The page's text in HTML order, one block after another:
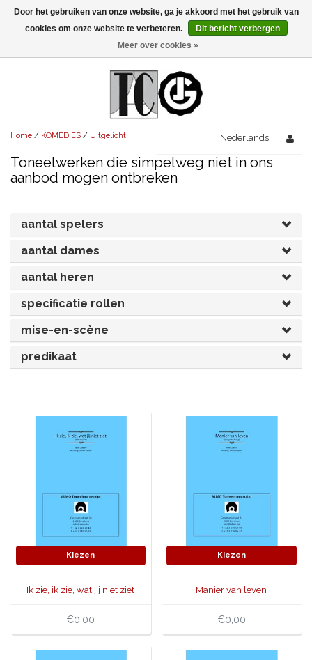
Menu
AVONDVULLEND (+75')
KORT (-30')
OVERIG (30'-75')
AVONDVULLEND (+75')
KORT (-30')
AVONDVULLEND (+75')
OVERIG (30'-75')
UITGELICHT!
SENIORENTONEEL
KORT (-30')
OVERIG (30'-75')
UITGELICHT!
JUBILEUMSTUK
MUSICAL
OVERIG
SINTERKLAASTONEEL
KERSTTONEEL
JONGERENTONEEL
JEUGDTONEEL
HANDBOEKEN
RECHTEN REGELEN
Home / KOMEDIES / Uitgelicht! Nederlands
Toneelwerken die simpelweg niet in ons
aanbod mogen ontbreken
aantal spelers
aantal dames
aantal heren
specificatie rollen
mise-en-scène
predikaat
Kiezen
Ik zie, ik zie, wat jij niet ziet
€0,00
Kiezen
Manier van leven
€0,00
Door het gebruiken van onze website, ga je akkoord met het gebruik van
cookies om onze website te verbeteren.
Dit bericht verbergen
Meer over cookies »